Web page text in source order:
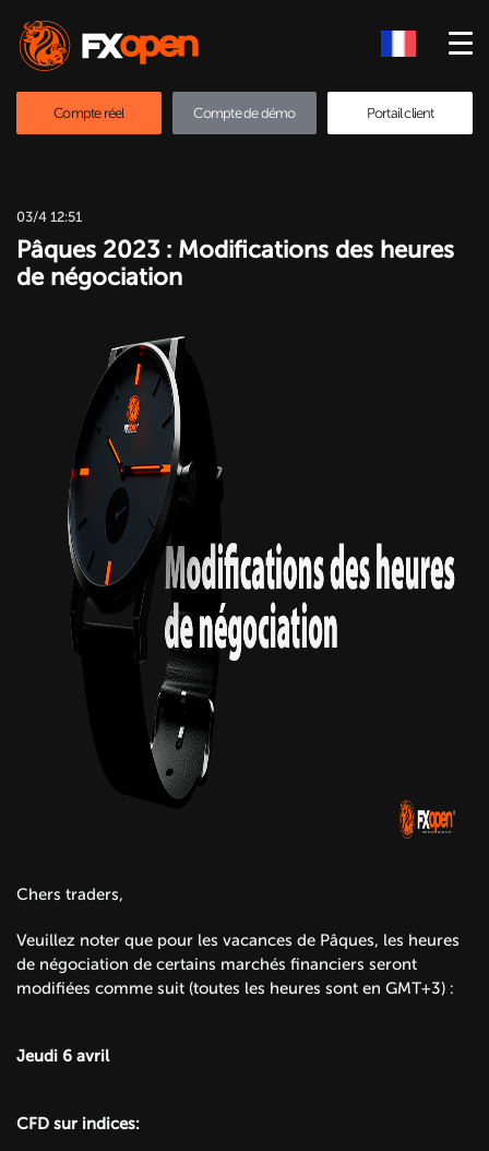
Compte réel Compte de démo Portail client
03/4 12:51
Pâques 2023 : Modifications des heures
de négociation
Chers traders,
Veuillez noter que pour les vacances de Pâques, les heures
de négociation de certains marchés financiers seront
modifiées comme suit (toutes les heures sont en GMT+3) :
Jeudi 6 avril
CFD sur indices: